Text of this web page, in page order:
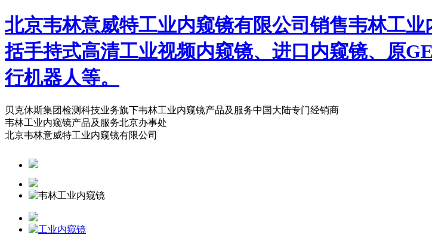
北京韦林意威特工业内窥镜有限公司销售韦林工
括手持式高清工业视频内窥镜、进口内窥镜、原
行机器人等。
贝克休斯集团检测科技业务旗下韦林工业内窥镜产品及服务中国大陆专门经销商
韦林工业内窥镜产品及服务北京办事处
北京韦林意威特工业内窥镜有限公司